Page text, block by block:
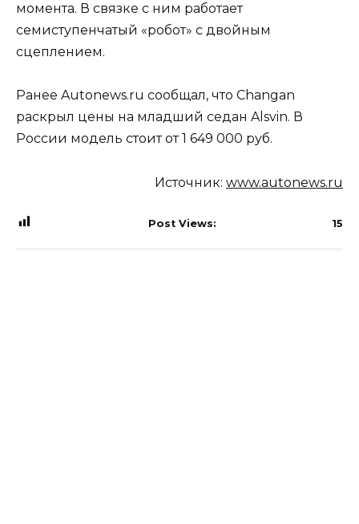
момента. В связке с ним работает
семиступенчатый «робот» с двойным
сцеплением.
Ранее Autonews.ru сообщал, что Changan
раскрыл цены на младший седан Alsvin. В
России модель стоит от 1 649 000 руб.
Источник: www.autonews.ru
Post Views: 15